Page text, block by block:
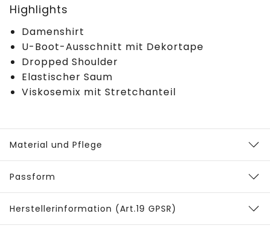
Highlights
Damenshirt
U-Boot-Ausschnitt mit Dekortape
Dropped Shoulder
Elastischer Saum
Viskosemix mit Stretchanteil
Material und Pflege
Passform
Herstellerinformation (Art.19 GPSR)